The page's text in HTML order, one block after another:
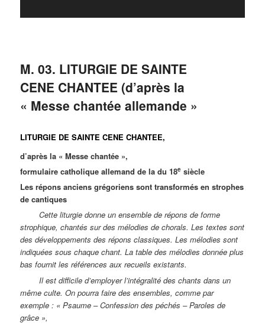
M. 03. LITURGIE DE SAINTE
CENE CHANTEE (d’après la
« Messe chantée allemande »
LITURGIE DE SAINTE CENE CHANTEE,
d’après la « Messe chantée »,
formulaire catholique allemand de la du 18e siècle
Les répons anciens grégoriens sont transformés en strophes
de cantiques
Cette liturgie donne un ensemble de répons de forme
strophique, chantés sur des mélodies de chorals. Les textes sont
des développements des répons classiques. Les mélodies sont
indiquées sous chaque chant. La table des mélodies donnée plus
bas fournit les références aux recueils existants.
Il est difficile d’employer l’intégralité des chants dans un
même culte. On pourra faire des ensembles, comme par
exemple : « Psaume – Confession des péchés – Paroles de
grâce »,